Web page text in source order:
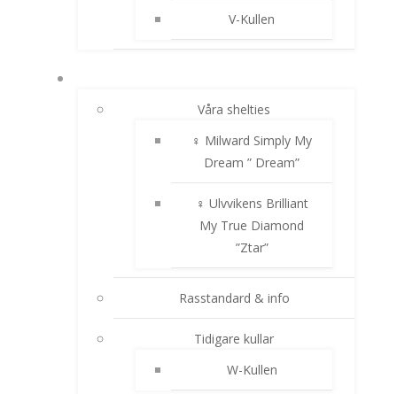
V-Kullen
Våra shelties
♀ Milward Simply My
Dream ” Dream”
♀ Ulvvikens Brilliant
My True Diamond
”Ztar”
Rasstandard & info
Tidigare kullar
W-Kullen